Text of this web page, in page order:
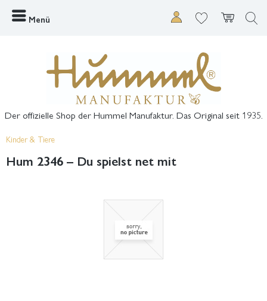
Menü
Der offizielle Shop der Hummel Manufaktur. Das Original seit 1935.
Kinder & Tiere
Hum 2346 – Du spielst net mit